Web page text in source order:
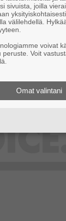
sivuista, joilla
välilehdellä.
voivat
peruste. Voit
Omat valintani